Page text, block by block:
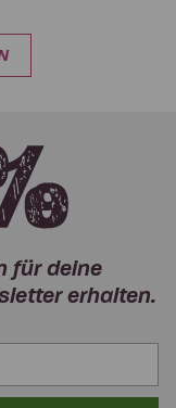
für deine
erhalten.